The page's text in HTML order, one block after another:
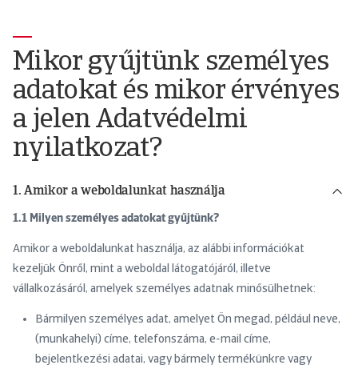
Mikor gyűjtünk személyes
adatokat és mikor érvényes
a jelen Adatvédelmi
nyilatkozat?
1. Amikor a weboldalunkat használja
1.1 Milyen személyes adatokat gyűjtünk?
Amikor a weboldalunkat használja, az alábbi információkat
kezeljük Önről, mint a weboldal látogatójáról, illetve
vállalkozásáról, amelyek személyes adatnak minősülhetnek:
Bármilyen személyes adat, amelyet Ön megad, például neve,
(munkahelyi) címe, telefonszáma, e-mail címe,
bejelentkezési adatai, vagy bármely termékünkre vagy